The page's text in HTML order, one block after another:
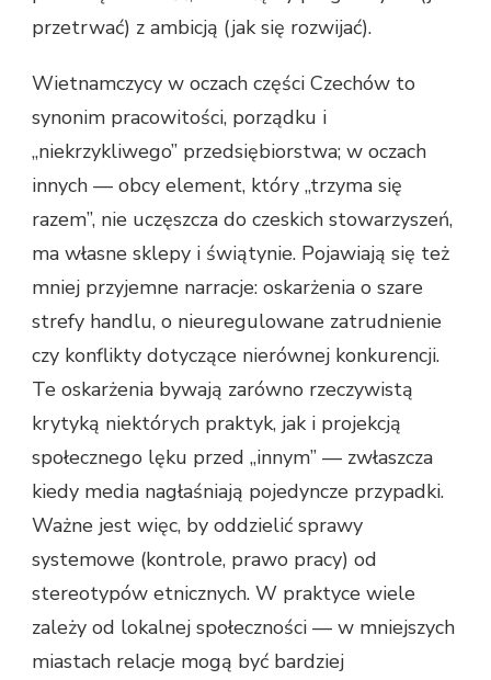
przetrwać) z ambicją (jak się rozwijać).
Wietnamczycy w oczach części Czechów to
synonim pracowitości, porządku i
„niekrzykliwego” przedsiębiorstwa; w oczach
innych — obcy element, który „trzyma się
razem”, nie uczęszcza do czeskich stowarzyszeń,
ma własne sklepy i świątynie. Pojawiają się też
mniej przyjemne narracje: oskarżenia o szare
strefy handlu, o nieuregulowane zatrudnienie
czy konflikty dotyczące nierównej konkurencji.
Te oskarżenia bywają zarówno rzeczywistą
krytyką niektórych praktyk, jak i projekcją
społecznego lęku przed „innym” — zwłaszcza
kiedy media nagłaśniają pojedyncze przypadki.
Ważne jest więc, by oddzielić sprawy
systemowe (kontrole, prawo pracy) od
stereotypów etnicznych. W praktyce wiele
zależy od lokalnej społeczności — w mniejszych
miastach relacje mogą być bardziej